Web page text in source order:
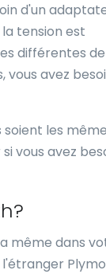
d'un
tension est
différentes de
vous avez
les
vous avez
même dans